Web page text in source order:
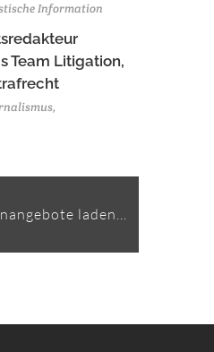
Information
Team Litigation,
laden...